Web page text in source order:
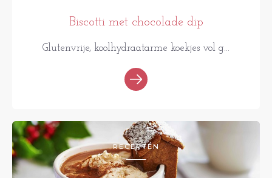
Biscotti met chocolade dip
Glutenvrije, koolhydraatarme koekjes vol g...
RECEPTEN